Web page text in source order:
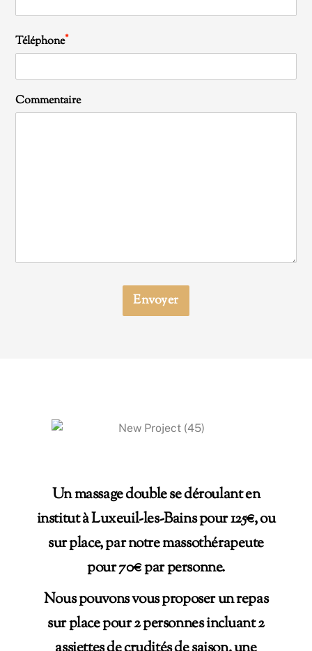
Téléphone*
Commentaire
Envoyer
Un massage double se déroulant en
institut à Luxeuil-les-Bains pour 125€, ou
sur place, par notre massothérapeute
pour 70€ par personne.
Nous pouvons vous proposer un repas
sur place pour 2 personnes incluant 2